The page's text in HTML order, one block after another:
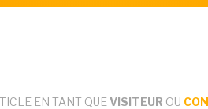
EN TANT QUE VISITEUR OU